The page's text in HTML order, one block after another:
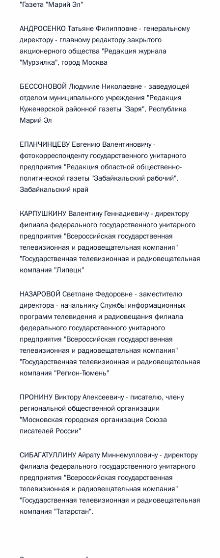
"Газета "Марий Эл"
АНДРОСЕНКО Татьяне Филипповне - генеральному
директору - главному редактору закрытого
акционерного общества "Редакция журнала
"Мурзилка", город Москва
БЕССОНОВОЙ Людмиле Николаевне - заведующей
отделом муниципального учреждения "Редакция
Куженерской районной газеты "Заря", Республика
Марий Эл
ЕПАНЧИНЦЕВУ Евгению Валентиновичу -
фотокорреспонденту государственного унитарного
предприятия "Редакция областной общественно-
политической газеты "Забайкальский рабочий",
Забайкальский край
КАРПУШКИНУ Валентину Геннадиевичу - директору
филиала федерального государственного унитарного
предприятия "Всероссийская государственная
телевизионная и радиовещательная компания"
"Государственная телевизионная и радиовещательная
компания "Липецк"
НАЗАРОВОЙ Светлане Федоровне - заместителю
директора - начальнику Службы информационных
программ телевидения и радиовещания филиала
федерального государственного унитарного
предприятия "Всероссийская государственная
телевизионная и радиовещательная компания"
"Государственная телевизионная и радиовещательная
компания "Регион-Тюмень"
ПРОНИНУ Виктору Алексеевичу - писателю, члену
региональной общественной организации
"Московская городская организация Союза
писателей России"
СИБАГАТУЛЛИНУ Айрату Миннемулловичу - директору
филиала федерального государственного унитарного
предприятия "Всероссийская государственная
телевизионная и радиовещательная компания"
"Государственная телевизионная и радиовещательная
компания "Татарстан".